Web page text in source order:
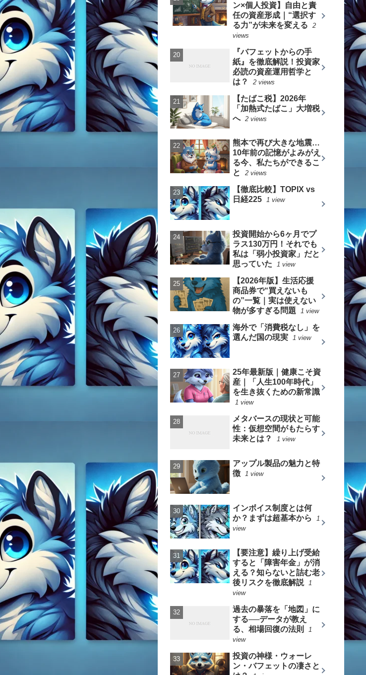
ン×個人投資】自由と責
任の資産形成｜“選択す
る力”が未来を変える
2
views
『バフェットからの手
紙』を徹底解説！投資家
必読の資産運用哲学と
は？
2 views
【たばこ税】2026年
「加熱式たばこ」大増税
へ 2 views
熊本で再び大きな地震…
10年前の記憶がよみがえ
る今、私たちができるこ
と
2 views
【徹底比較】TOPIX vs
日経225 1 view
投資開始から6ヶ月でプ
ラス130万円！それでも
私は「弱小投資家」だと
思っていた
1 view
【2026年版】生活応援
商品券で“買えないも
の”一覧｜実は使えない
物が多すぎる問題
1 view
海外で「消費税なし」を
選んだ国の現実 1 view
25年最新版｜健康こそ資
産｜「人生100年時代」
を生き抜くための新常識
1 view
メタバースの現状と可能
性：仮想空間がもたらす
未来とは？
1 view
アップル製品の魅力と特
徴 1 view
インボイス制度とは何
か？まずは超基本から
1
view
【要注意】繰り上げ受給
すると「障害年金」が消
える？知らないと詰む老
後リスクを徹底解説 1
view
過去の暴落を「地図」に
する──データが教え
る、相場回復の法則
1
view
投資の神様・ウォーレ
ン・バフェットの凄さと